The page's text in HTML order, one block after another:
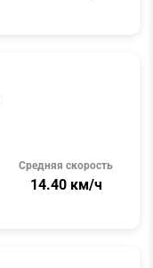
Средняя скорость
14.40 км/ч